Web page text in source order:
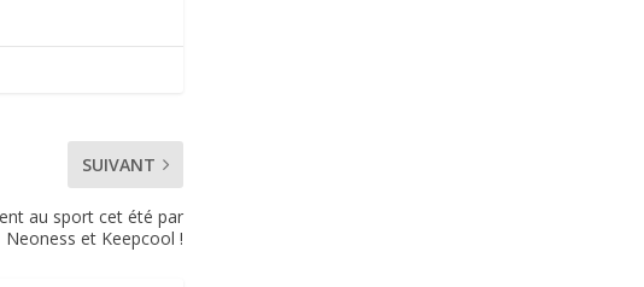
SUIVANT
au sport cet été par
Neoness et Keepcool !